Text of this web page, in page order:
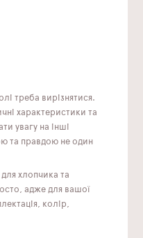
треба вирізнятися.
характеристики та
увагу на інші
та правдою не один
хлопчика та
адже для вашої
колір,